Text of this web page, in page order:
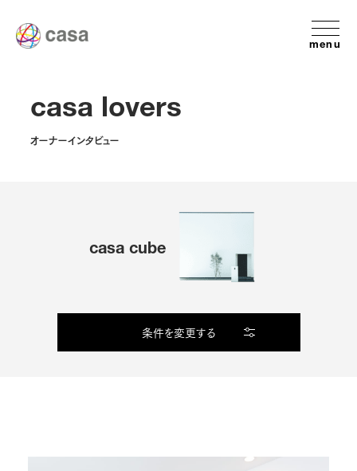
menu
casa lovers
オーナーインタビュー
casa cube
条件を変更する